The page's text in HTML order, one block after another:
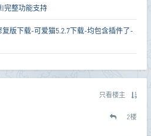
完整功能支持
版下载-可爱猫5.2.7下载-均包含插件了-
只看楼主
2楼